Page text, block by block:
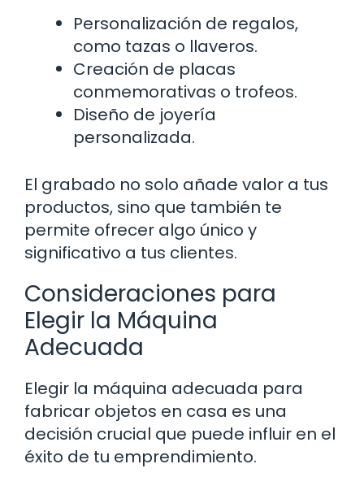
Personalización de regalos,
como tazas o llaveros.
Creación de placas
conmemorativas o trofeos.
Diseño de joyería
personalizada.
El grabado no solo añade valor a tus
productos, sino que también te
permite ofrecer algo único y
significativo a tus clientes.
Consideraciones para
Elegir la Máquina
Adecuada
Elegir la máquina adecuada para
fabricar objetos en casa es una
decisión crucial que puede influir en el
éxito de tu emprendimiento.